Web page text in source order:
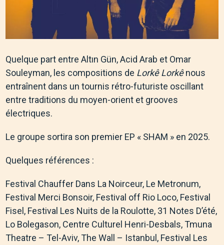
Quelque part entre Altın Gün, Acid Arab et Omar
Souleyman, les compositions de Lorkê Lorkênous
entraînent dans un tournis rétro-futuriste oscillant
entre traditions du moyen-orient et grooves
électriques.
Le groupe sortira son premier EP « SHAM » en 2025.
Quelques références :
Festival Chauffer Dans La Noirceur, Le Metronum,
Festival Merci Bonsoir, Festival off Rio Loco, Festival
Fisel, Festival Les Nuits de la Roulotte, 31 Notes D’été,
Lo Bolegason, Centre Culturel Henri-Desbals, Tmuna
Theatre – Tel-Aviv, The Wall – Istanbul, Festival Les